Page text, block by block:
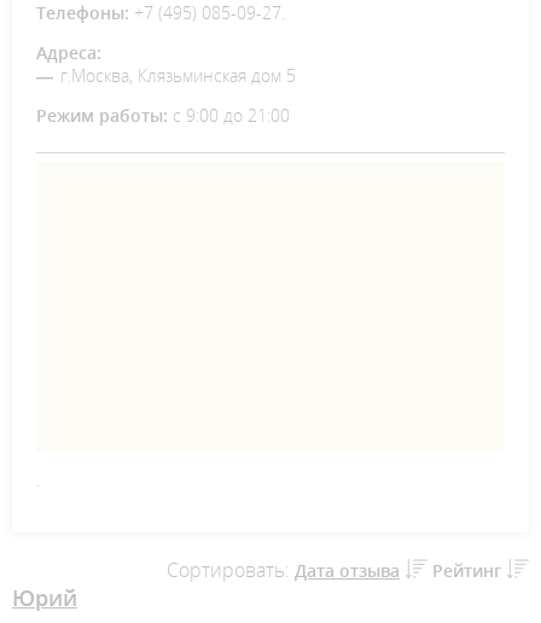
Телефоны: +7 (495) 085-09-27.
Адреса:
г.Москва, Клязьминская дом 5
Режим работы: с 9:00 до 21:00
.
Сортировать: Дата отзыва Рейтинг
Юрий